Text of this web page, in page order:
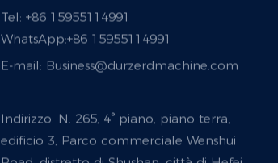
Tel: +86 15955114991
WhatsApp:+86 15955114991
E-mail: Business@durzerdmachine.com
Indirizzo: N. 265, 4° piano, piano terra,
edificio 3, Parco commerciale Wenshui